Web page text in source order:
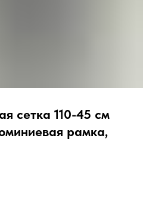
сетка 110-45 см
рамка,